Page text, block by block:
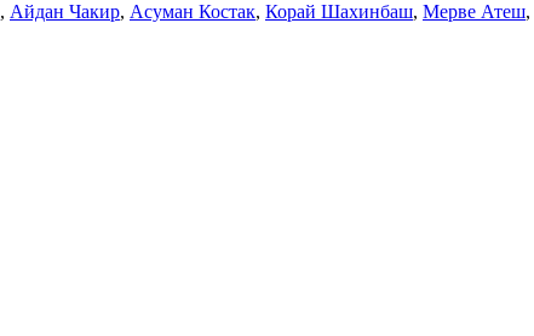
, Айдан Чакир, Асуман Костак, Корай Шахинбаш, Мерве Атеш,